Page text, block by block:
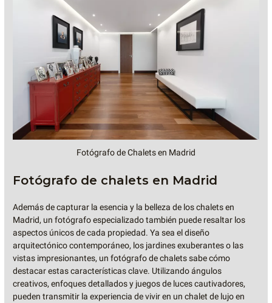
Fotógrafo de Chalets en Madrid
Fotógrafo de chalets en Madrid
Además de capturar la esencia y la belleza de los chalets en
Madrid, un fotógrafo especializado también puede resaltar los
aspectos únicos de cada propiedad. Ya sea el diseño
arquitectónico contemporáneo, los jardines exuberantes o las
vistas impresionantes, un fotógrafo de chalets sabe cómo
destacar estas características clave. Utilizando ángulos
creativos, enfoques detallados y juegos de luces cautivadores,
pueden transmitir la experiencia de vivir en un chalet de lujo en